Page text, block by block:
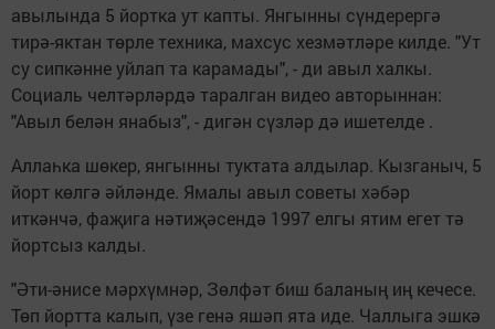
авылында 5 йортка ут капты. Янгынны сүндерергә
тирә-яктан төрле техника, махсус хезмәтләре килде. "Ут
су сипкәнне уйлап та карамады", - ди авыл халкы.
Социаль челтәрләрдә таралган видео авторыннан:
"Авыл белән янабыз", - дигән сүзләр дә ишетелде .
Аллаһка шөкер, янгынны туктата алдылар. Кызганыч, 5
йорт көлгә әйләнде. Ямалы авыл советы хәбәр
иткәнчә, фаҗига нәтиҗәсендә 1997 елгы ятим егет тә
йортсыз калды.
"Әти-әнисе мәрхүмнәр, Зөлфәт биш баланың иң кечесе.
Төп йортта калып, үзе генә яшәп ята иде. Чаллыга эшкә